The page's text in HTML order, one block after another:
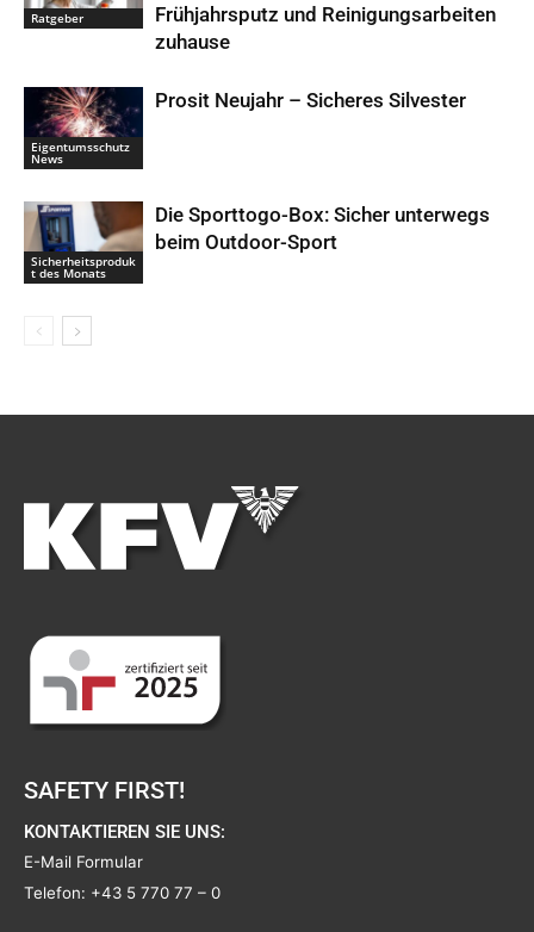
Ratgeber
Frühjahrsputz und Reinigungsarbeiten
zuhause
Eigentumsschutz
News
Prosit Neujahr – Sicheres Silvester
Sicherheitsproduk
t des Monats
Die Sporttogo-Box: Sicher unterwegs
beim Outdoor-Sport
SAFETY FIRST!
KONTAKTIEREN SIE UNS:
E-Mail Formular
Telefon: +43 5 770 77 – 0